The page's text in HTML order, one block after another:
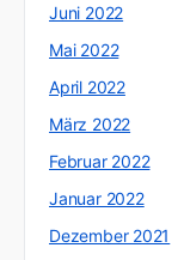
Juni 2022
Mai 2022
April 2022
März 2022
Februar 2022
Januar 2022
Dezember 2021